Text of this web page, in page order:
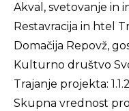
Akval, svetovanje in
Restavracija in htel
Domačija Repovž,
Kulturno društvo
Trajanje projekta:
Skupna vrednost